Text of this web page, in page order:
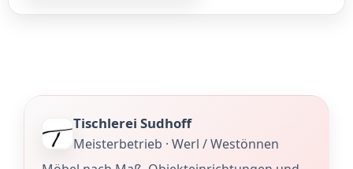
Tischlerei Sudhoff
Meisterbetrieb · Werl / Westönnen